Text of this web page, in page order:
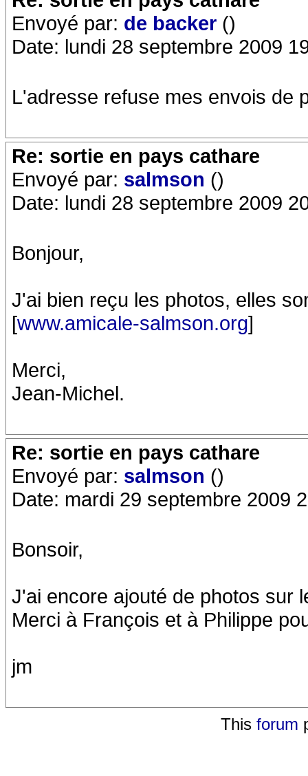
Envoyé par: de backer ()
Date: lundi 28 septembre 2009
L'adresse refuse mes envois de
Re: sortie en pays cathare
Envoyé par: salmson ()
Date: lundi 28 septembre 2009
Bonjour,
J'ai bien reçu les photos, elles
[www.amicale-salmson.org]
Merci,
Jean-Michel.
Re: sortie en pays cathare
Envoyé par: salmson ()
Date: mardi 29 septembre 2009
Bonsoir,
J'ai encore ajouté de photos sur
Merci à François et à Philippe
jm
This forum